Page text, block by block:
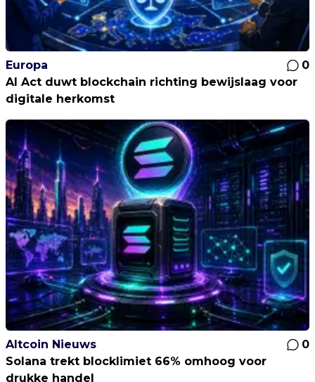
Europa
0
AI Act duwt blockchain richting bewijslaag voor
digitale herkomst
Altcoin Nieuws
0
Solana trekt blocklimiet 66% omhoog voor
drukke handel